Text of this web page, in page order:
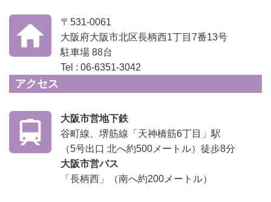
〒531-0061
大阪府大阪市北区長柄西1丁目7番13号
駐車場 88台
Tel : 06-6351-3042
アクセス
大阪市営地下鉄
谷町線、堺筋線「天神橋筋6丁目」駅
（5号出口 北へ約500メートル）徒歩8分
大阪市営バス
「長柄西」（南へ約200メートル）